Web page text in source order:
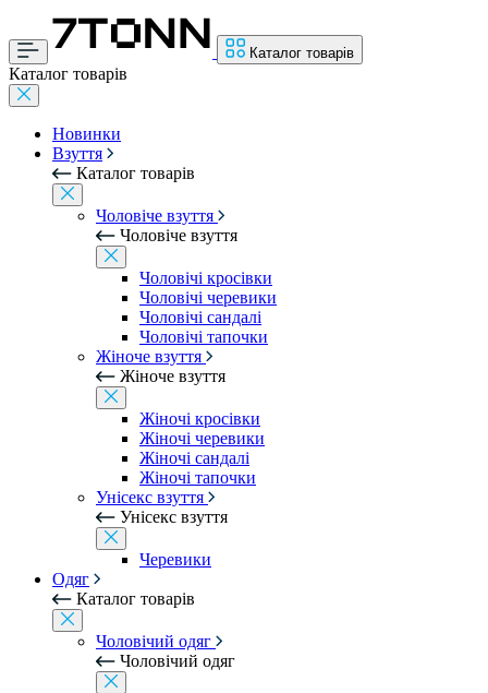
Каталог товарів
Каталог товарів
Новинки
Взуття
Каталог товарів
Чоловіче взуття
Чоловіче взуття
Чоловічі кросівки
Чоловічі черевики
Чоловічі сандалі
Чоловічі тапочки
Жіноче взуття
Жіноче взуття
Жіночі кросівки
Жіночі черевики
Жіночі сандалі
Жіночі тапочки
Унісекс взуття
Унісекс взуття
Черевики
Одяг
Каталог товарів
Чоловічий одяг
Чоловічий одяг